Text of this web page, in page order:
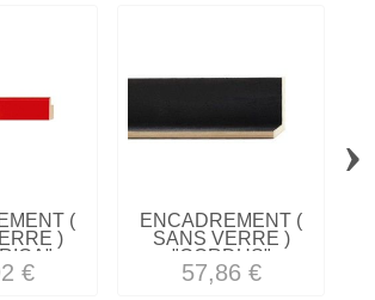
(
)
€
ENCADREMENT (
SANS VERRE )
"CORDUS"
CAISSE...
57,86 €
›